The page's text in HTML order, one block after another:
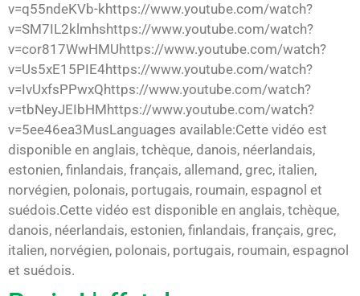
v=q55ndeKVb-khttps://www.youtube.com/watch?
v=SM7IL2klmhshttps://www.youtube.com/watch?
v=cor817WwHMUhttps://www.youtube.com/watch?
v=Us5xE15PIE4https://www.youtube.com/watch?
v=IvUxfsPPwxQhttps://www.youtube.com/watch?
v=tbNeyJEIbHMhttps://www.youtube.com/watch?
v=5ee46ea3MusLanguages available:Cette vidéo est
disponible en anglais, tchèque, danois, néerlandais,
estonien, finlandais, français, allemand, grec, italien,
norvégien, polonais, portugais, roumain, espagnol et
suédois.Cette vidéo est disponible en anglais, tchèque,
danois, néerlandais, estonien, finlandais, français, grec,
italien, norvégien, polonais, portugais, roumain, espagnol
et suédois.